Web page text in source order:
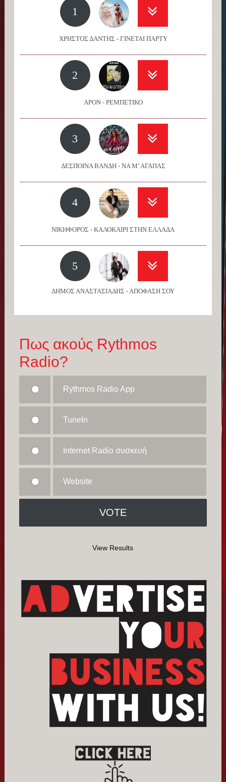
1
ΧΡΗΣΤΟΣ ΔΑΝΤΗΣ - ΓΙΝΕΤΑΙ ΠΑΡΤΥ
2
APON - ΡΕΜΠΕΤΙΚΟ
3
ΔΕΣΠΟΙΝΑ ΒΑΝΔΗ - ΝΑ Μ’ ΑΓΑΠΑΣ
4
ΝΙΚΗΦΟΡΟΣ - ΚΑΛΟΚΑΙΡΙ ΣΤΗΝ ΕΛΛΑΔΑ
5
ΔΗΜΟΣ ΑΝΑΣΤΑΣΙΑΔΗΣ - ΑΠΟΦΑΣΗ ΣΟΥ
Πως ακούς Rythmos
Radio?
Rythmos Radio App
TuneIn
Internet Radio συσκευή
Website
View Results